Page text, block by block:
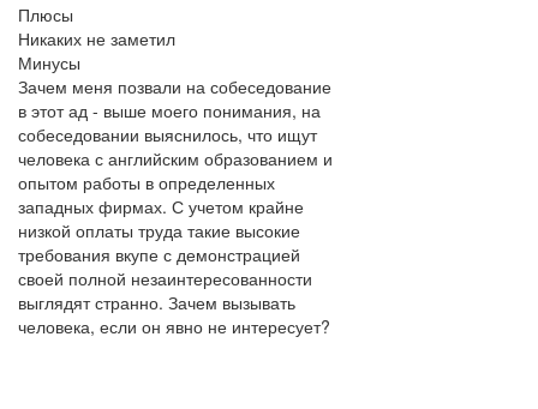
Плюсы
Никаких не заметил
Минусы
Зачем меня позвали на собеседование
в этот ад - выше моего понимания, на
собеседовании выяснилось, что ищут
человека с английским образованием и
опытом работы в определенных
западных фирмах. С учетом крайне
низкой оплаты труда такие высокие
требования вкупе с демонстрацией
своей полной незаинтересованности
выглядят странно. Зачем вызывать
человека, если он явно не интересует?